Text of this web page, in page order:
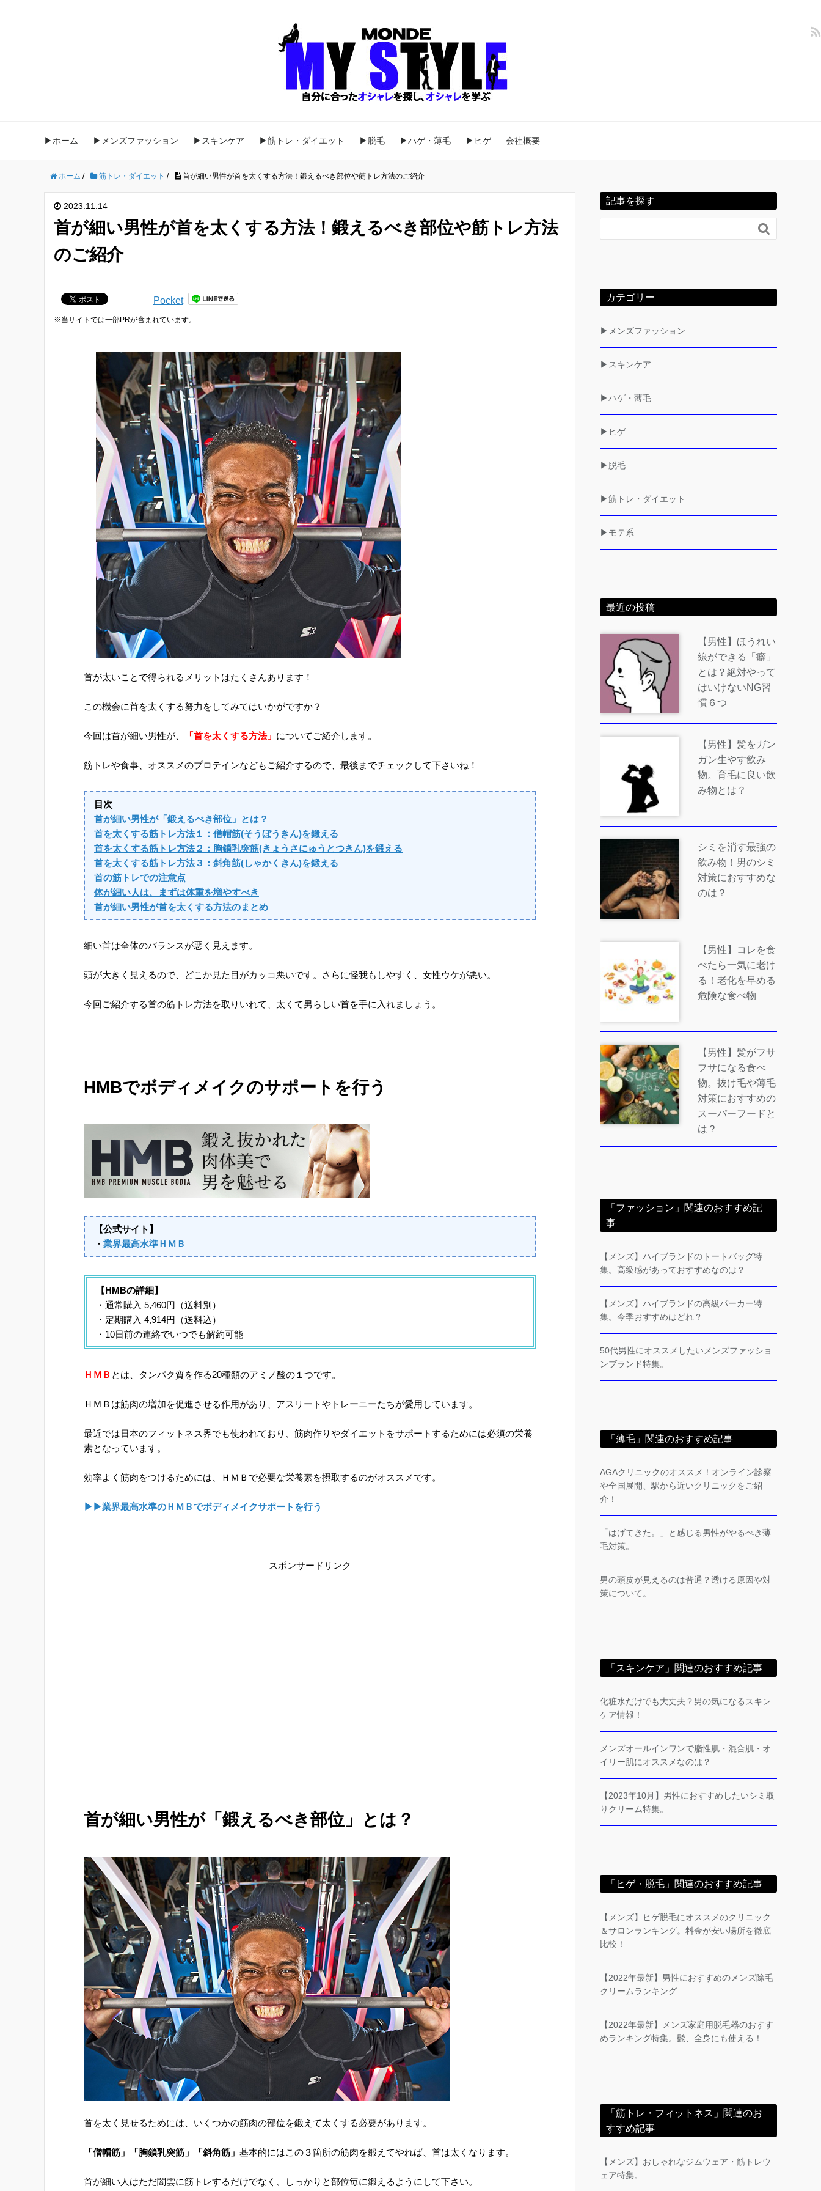
▶ホーム ▶メンズファッション ▶スキンケア ▶筋トレ・ダイエット ▶脱毛 ▶ハゲ・薄毛 ▶ヒゲ 会社概要
ホーム / 筋トレ・ダイエット / 首が細い男性が首を太くする方法！鍛えるべき部位や筋トレ方法のご紹介
2023.11.14
首が細い男性が首を太くする方法！鍛えるべき部位や筋トレ方法
のご紹介
Pocket
※当サイトでは一部PRが含まれています。
首が太いことで得られるメリットはたくさんあります！
この機会に首を太くする努力をしてみてはいかがですか？
今回は首が細い男性が、 「首を太くする方法」 についてご紹介します。
筋トレや食事、オススメのプロテインなどもご紹介するので、最後までチェックして下さいね！
目次
首が細い男性が「鍛えるべき部位」とは？
首を太くする筋トレ方法１：僧帽筋(そうぼうきん)を鍛える
首を太くする筋トレ方法２：胸鎖乳突筋(きょうさにゅうとつきん)を鍛える
首を太くする筋トレ方法３：斜角筋(しゃかくきん)を鍛える
首の筋トレでの注意点
体が細い人は、まずは体重を増やすべき
首が細い男性が首を太くする方法のまとめ
細い首は全体のバランスが悪く見えます。
頭が大きく見えるので、どこか見た目がカッコ悪いです。さらに怪我もしやすく、女性ウケが悪い。
今回ご紹介する首の筋トレ方法を取りいれて、太くて男らしい首を手に入れましょう。
HMBでボディメイクのサポートを行う
【公式サイト】
・ 業界最高水準ＨＭＢ
【HMBの詳細】
・通常購入 5,460円（送料別）
・定期購入 4,914円（送料込）
・10日前の連絡でいつでも解約可能
ＨＭＢ とは、タンパク質を作る20種類のアミノ酸の１つです。
ＨＭＢは筋肉の増加を促進させる作用があり、アスリートやトレーニーたちが愛用しています。
最近では日本のフィットネス界でも使われており、筋肉作りやダイエットをサポートするためには必須の栄養
素となっています。
効率よく筋肉をつけるためには、ＨＭＢで必要な栄養素を摂取するのがオススメです。
▶▶業界最高水準のＨＭＢでボディメイクサポートを行う
スポンサードリンク
首が細い男性が「鍛えるべき部位」とは？
首を太く見せるためには、いくつかの筋肉の部位を鍛えて太くする必要があります。
「僧帽筋」「胸鎖乳突筋」「斜角筋」 基本的にはこの３箇所の筋肉を鍛えてやれば、首は太くなります。
首が細い人はただ闇雲に筋トレするだけでなく、しっかりと部位毎に鍛えるようにして下さい。
記事を探す

カテゴリー
▶メンズファッション
▶スキンケア
▶ハゲ・薄毛
▶ヒゲ
▶脱毛
▶筋トレ・ダイエット
▶モテ系
最近の投稿
【男性】ほうれい
線ができる「癖」
とは？絶対やって
はいけないNG習
慣６つ
【男性】髪をガン
ガン生やす飲み
物。育毛に良い飲
み物とは？
シミを消す最強の
飲み物！男のシミ
対策におすすめな
のは？
【男性】コレを食
べたら一気に老け
る！老化を早める
危険な食べ物
【男性】髪がフサ
フサになる食べ
物。抜け毛や薄毛
対策におすすめの
スーパーフードと
は？
「ファッション」関連のおすすめ記
事
【メンズ】ハイブランドのトートバッグ特
集。高級感があっておすすめなのは？
【メンズ】ハイブランドの高級パーカー特
集。今季おすすめはどれ？
50代男性にオススメしたいメンズファッショ
ンブランド特集。
「薄毛」関連のおすすめ記事
AGAクリニックのオススメ！オンライン診察
や全国展開、駅から近いクリニックをご紹
介！
「はげてきた。」と感じる男性がやるべき薄
毛対策。
男の頭皮が見えるのは普通？透ける原因や対
策について。
「スキンケア」関連のおすすめ記事
化粧水だけでも大丈夫？男の気になるスキン
ケア情報！
メンズオールインワンで脂性肌・混合肌・オ
イリー肌にオススメなのは？
【2023年10月】男性におすすめしたいシミ取
りクリーム特集。
「ヒゲ・脱毛」関連のおすすめ記事
【メンズ】ヒゲ脱毛にオススメのクリニック
＆サロンランキング。料金が安い場所を徹底
比較！
【2022年最新】男性におすすめのメンズ除毛
クリームランキング
【2022年最新】メンズ家庭用脱毛器のおすす
めランキング特集。髭、全身にも使える！
「筋トレ・フィットネス」関連のお
すすめ記事
【メンズ】おしゃれなジムウェア・筋トレウ
ェア特集。